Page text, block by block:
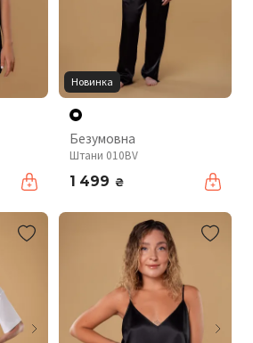
Новинка
Безумовна
Штани 010BV
1 499 ₴